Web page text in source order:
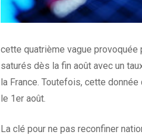
cette quatrième vague
saturés dès la fin août avec un
la France. Toutefois, cette
le 1er août.
La clé pour ne pas reconfiner